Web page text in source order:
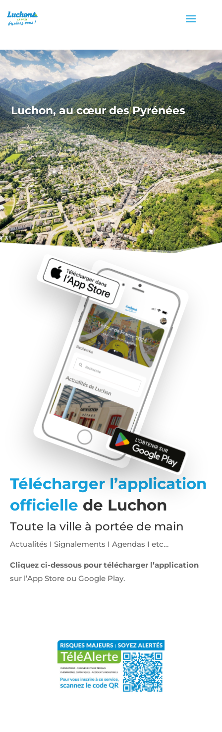
Luchon, au cœur des Pyrénées
Télécharger l’application
officielle de Luchon
Toute la ville à portée de main
Actualités I Signalements I Agendas I etc…
Cliquez ci-dessous pour télécharger l’application
sur l’App Store ou Google Play.